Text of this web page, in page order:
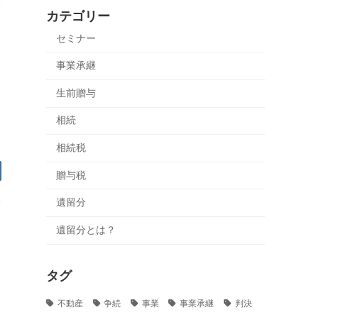
カテゴリー
セミナー
事業承継
生前贈与
相続
相続税
贈与税
遺留分
遺留分とは？
タグ
不動産 争続 事業 事業承継
判決